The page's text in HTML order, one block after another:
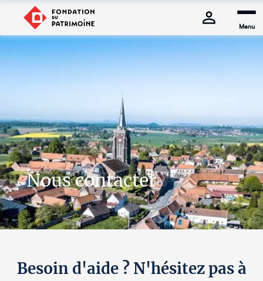
Menu
Nous contacter
Besoin d'aide ? N'hésitez pas à